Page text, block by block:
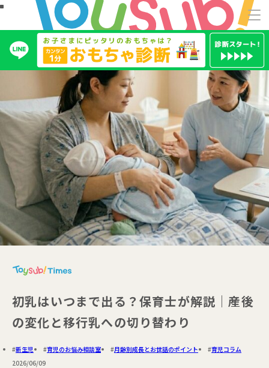
初乳はいつまで出る？保育士が解説｜産後
の変化と移行乳への切り替わり
新生児 育児のお悩み相談室 月齢別成長とお世話のポイント
育児コラム
2026/06/09